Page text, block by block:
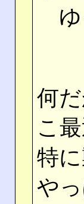
ゆ
何
こ
特
や